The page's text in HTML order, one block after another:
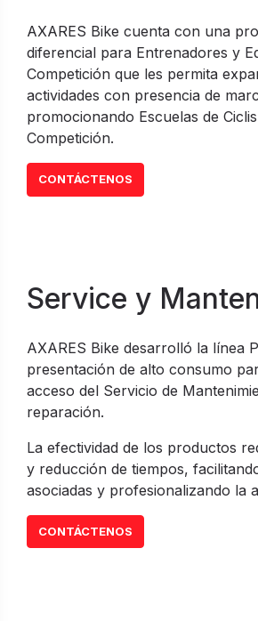
AXARES Bike cuenta con una
diferencial para Entrenadores y
Competición que les permita
actividades con presencia de
promocionando Escuelas de
Competición.
CONTÁCTENOS
Service y
AXARES Bike desarrolló la línea
presentación de alto consumo
acceso del Servicio de
reparación.
La efectividad de los productos
y reducción de tiempos,
asociadas y profesionalizando la
CONTÁCTENOS